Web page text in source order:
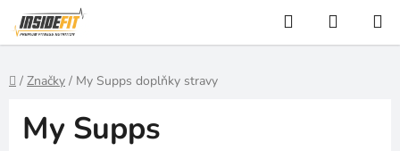
Přejít
na
obsah
Hledat
KOŠÍK
Domů
/ Značky / My Supps doplňky stravy
My Supps